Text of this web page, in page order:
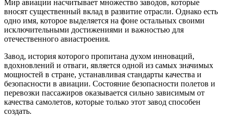
Мир авиации насчитывает множество заводов, которые
вносят существенный вклад в развитие отрасли. Однако есть
одно имя, которое выделяется на фоне остальных своими
исключительными достижениями и важностью для
отечественного авиастроения.
Завод, история которого пропитана духом инноваций,
вдохновлений и отваги, является одной из самых значимых
мощностей в стране, устанавливая стандарты качества и
безопасности в авиации. Состояние безопасности полетов и
перевозки пассажиров оказывается сильно зависимым от
качества самолетов, которые только этот завод способен
создать.